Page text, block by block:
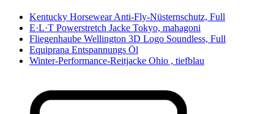
Kentucky Horsewear Anti-Fly-Nüsternschutz, Full
E·L·T Powerstretch Jacke Tokyo, mahagoni
Fliegenhaube Wellington 3D Logo Soundless, Full
Equiprana Entspannungs Öl
Winter-Performance-Reitjacke Ohio , tiefblau